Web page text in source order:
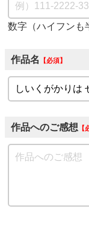
数字（ハイフンも
作品名 必須
作品へのご感想